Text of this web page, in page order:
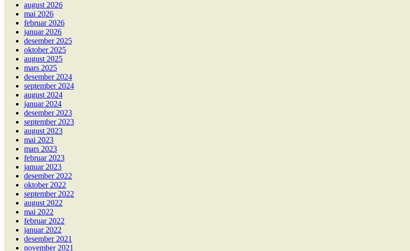
august 2026
mai 2026
februar 2026
januar 2026
desember 2025
oktober 2025
august 2025
mars 2025
desember 2024
september 2024
august 2024
januar 2024
desember 2023
september 2023
august 2023
mai 2023
mars 2023
februar 2023
januar 2023
desember 2022
oktober 2022
september 2022
august 2022
mai 2022
februar 2022
januar 2022
desember 2021
november 2021